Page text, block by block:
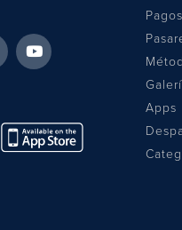
Apps